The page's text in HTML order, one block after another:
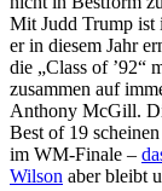
Mit Judd Trump ist
er in diesem Jahr
die „Class of ’92“
zusammen auf
Anthony McGill.
Best of 19
im WM-Finale –
Wilson aber bleibt